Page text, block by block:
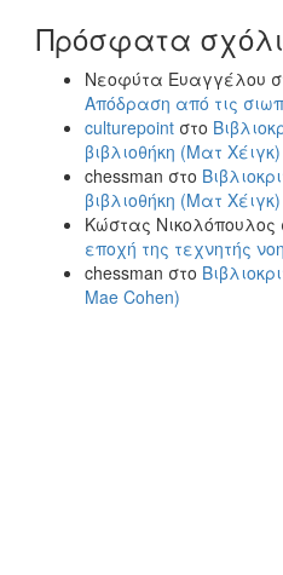
Πρόσφατα
Νεοφύτα Ευαγγέλου
Απόδραση από τις
culturepoint στο
βιβλιοθήκη (Ματ Χέιγκ)
chessman στο
βιβλιοθήκη (Ματ Χέιγκ)
Κώστας Νικολόπουλος
εποχή της τεχνητής
chessman στο
Mae Cohen)